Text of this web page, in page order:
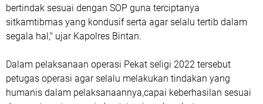
bertindak sesuai dengan SOP guna terciptanya
sitkamtibmas yang kondusif serta agar selalu tertib dalam
segala hal," ujar Kapolres Bintan.
Dalam pelaksanaan operasi Pekat seligi 2022 tersebut
petugas operasi agar selalu melakukan tindakan yang
humanis dalam pelaksanaannya,capai keberhasilan sesuai